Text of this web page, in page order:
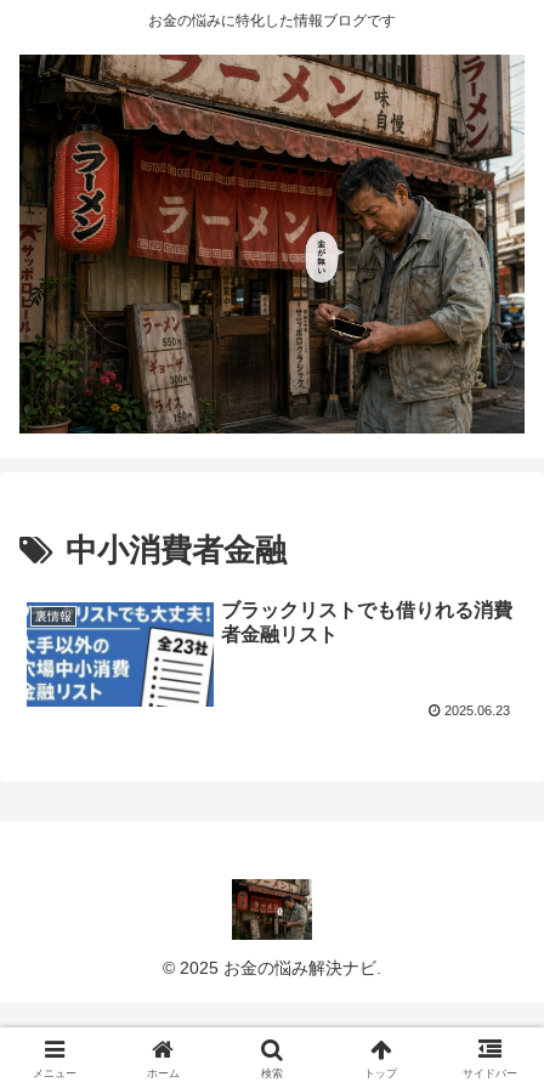
お金の悩みに特化した情報ブログです
中小消費者金融
裏情報
ブラックリストでも借りれる消費
者金融リスト
2025.06.23
© 2025 お金の悩み解決ナビ.
メニュー ホーム 検索 トップ サイドバー